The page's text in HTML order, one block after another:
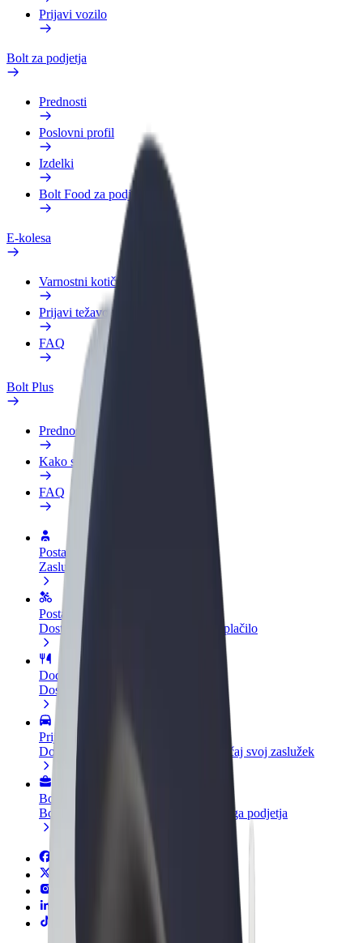
Prijavi vozilo
Bolt za podjetja
Prednosti
Poslovni profil
Izdelki
Bolt Food za podjetja
E-kolesa
Varnostni kotiček
Prijavi težavo
FAQ
Bolt Plus
Prednosti
Kako se pridružiti
FAQ
Postani voznik
Zasluži denar pod svojimi pogoji
Postanite kurir
Dostavljaj hrano in prejmi tedensko plačilo
Dodaj restavracijo ali trgovino
Dosezi več strank in zvišaj zaslužek
Prijavi se kot lastnik voznega parka
Dodaj svoj vozni park v Bolt in povečaj svoj zaslužek
Bolt za podjetja
Boltovi izdelki in storitve za rast tvojega podjetja